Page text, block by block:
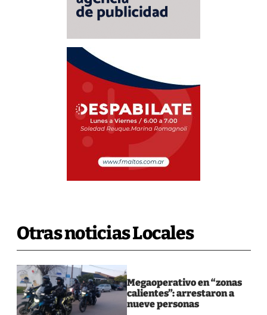
Otras noticias Locales
Megaoperativo en “zonas
calientes”: arrestaron a
nueve personas